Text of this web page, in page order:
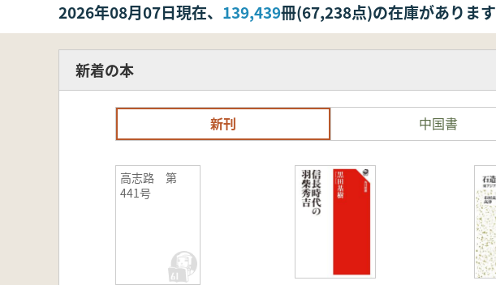
2026年08月07日現在、 139,439冊(67,238点)の在庫があります
新着の本
新刊 中国書
高志路 第
441号